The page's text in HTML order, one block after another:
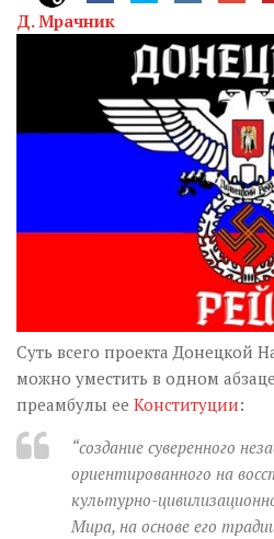
Візуальне
Д. Мрачник
Суть всего проекта Донецкой
можно уместить в одном
преамбулы ее Конституции:
“создание суверенного
ориентированного на
культурно-
Мира, на основе его